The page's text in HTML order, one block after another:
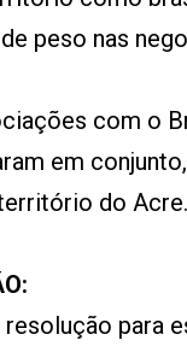
peso nas
com o
em
do Acre.
para